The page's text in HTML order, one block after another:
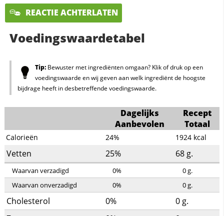
REACTIE ACHTERLATEN
Voedingswaardetabel
Tip:Bewuster met ingrediënten omgaan? Klik of druk op een
voedingswaarde en wij geven aan welk ingrediënt de hoogste
bijdrage heeft in desbetreffende voedingswaarde.
Dagelijks
Aanbevolen
Recept
Totaal
Calorieën 24% 1924 kcal
Vetten 25% 68 g.
Waarvan verzadigd 0% 0g.
Waarvan onverzadigd
0% 0g.
Cholesterol 0% 0 g.